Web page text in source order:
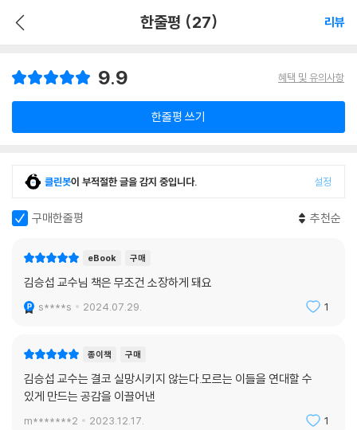
한줄평 (27) 리뷰
9.9 혜택 및 유의사항
한줄평 쓰기
클린봇이 부적절한 글을 감지 중입니다. 설정
구매한줄평 추천순
eBook 구매
김승섭 교수님 책은 무조건 소장하게 돼요
s****s 2024.07.29. 1
종이책 구매
김승섭 교수는 결코 실망시키지 않는다.모르는 이들을 연대할 수
있게 만드는 공감을 이끌어낸
m*******2 2023.12.17. 1